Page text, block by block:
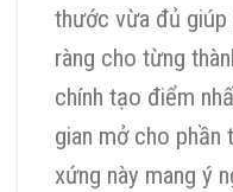
thước vừa đủ giúp
ràng cho từng
chính tạo điểm
gian mở cho phần
xứng này mang ý